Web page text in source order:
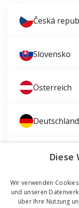
Česká
Slovensko
Österreich
Deutschland
Diese
Wir verwenden
und unseren
über Ihre Nutzung